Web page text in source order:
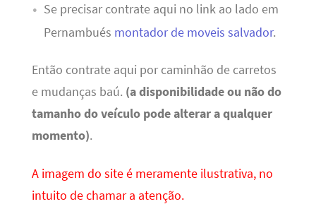
Se precisar contrate aqui no link ao lado em
Pernambués montador de moveis salvador.
Então contrate aqui por caminhão de carretos
e mudanças baú. (a disponibilidade ou não do
tamanho do veículo pode alterar a qualquer
momento).
A imagem do site é meramente ilustrativa, no
intuito de chamar a atenção.